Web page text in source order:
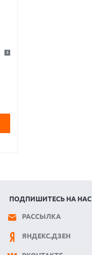
ПОДПИШИТЕСЬ НА НАС
РАССЫЛКА
ЯНДЕКС.ДЗЕН